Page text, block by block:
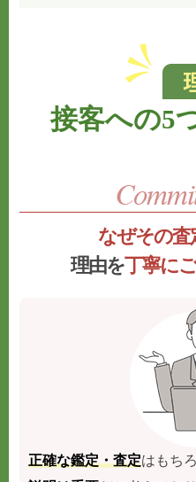
接客への5
なぜその査
理由を丁寧に
正確な鑑定・査定はもち